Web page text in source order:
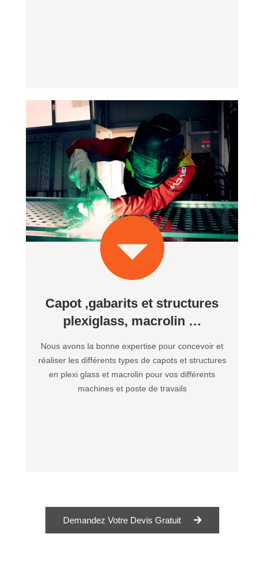
Capot ,gabarits et structures
plexiglass, macrolin …
Nous avons la bonne expertise pour concevoir et
réaliser les différents types de capots et structures
en plexi glass et macrolin pour vos différents
machines et poste de travails
Demandez Votre Devis Gratuit